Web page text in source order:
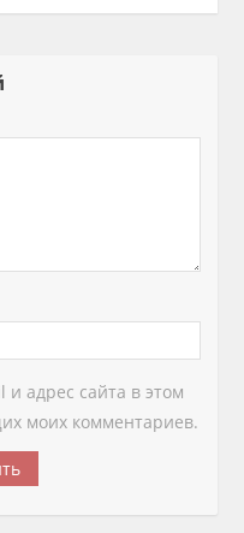
адрес сайта в этом
моих комментариев.